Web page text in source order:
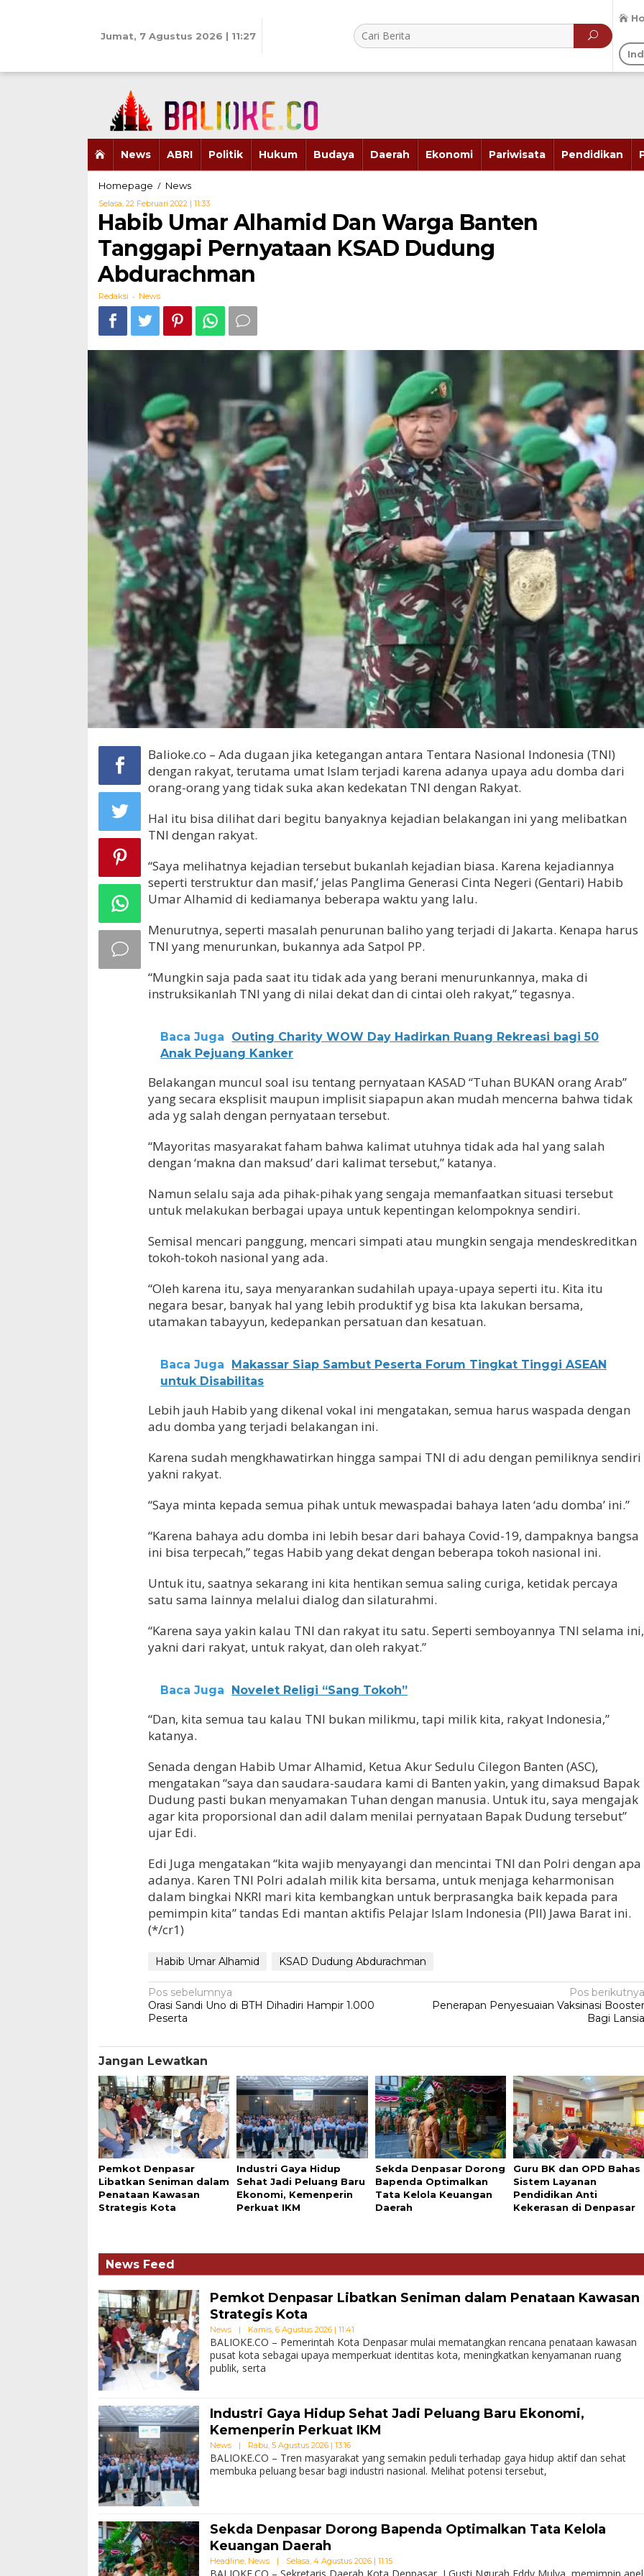
Jumat, 7 Agustus 2026 | 11:27
News ABRI Politik Hukum Budaya Daerah Ekonomi Pariwisata Pendidikan
Homepage / NewsHabib
Umar
Alhamid
Dan
Warga
Banten
Tanggapi
Pernyataan
Abdurachman
Selasa, 22 Februari 2022 | 11:33Oleh
Habib Umar Alhamid Dan Warga Banten
Tanggapi Pernyataan KSAD Dudung
Abdurachman
Redaksi - News
Balioke.co – Ada dugaan jika ketegangan antara Tentara Nasional Indonesia (TNI)
dengan rakyat, terutama umat Islam terjadi karena adanya upaya adu domba dari
orang-orang yang tidak suka akan kedekatan TNI dengan Rakyat.
Hal itu bisa dilihat dari begitu banyaknya kejadian belakangan ini yang melibatkan
TNI dengan rakyat.
“Saya melihatnya kejadian tersebut bukanlah kejadian biasa. Karena kejadiannya
seperti terstruktur dan masif,’ jelas Panglima Generasi Cinta Negeri (Gentari) Habib
Umar Alhamid di kediamanya beberapa waktu yang lalu.
Menurutnya, seperti masalah penurunan baliho yang terjadi di Jakarta. Kenapa harus
TNI yang menurunkan, bukannya ada Satpol PP.
“Mungkin saja pada saat itu tidak ada yang berani menurunkannya, maka di
instruksikanlah TNI yang di nilai dekat dan di cintai oleh rakyat,” tegasnya.
Baca Juga
Outing Charity WOW Day Hadirkan Ruang Rekreasi bagi 50
Anak Pejuang Kanker
Belakangan muncul soal isu tentang pernyataan KASAD “Tuhan BUKAN orang Arab”
yang secara eksplisit maupun implisit siapapun akan mudah mencerna bahwa tidak
ada yg salah dengan pernyataan tersebut.
“Mayoritas masyarakat faham bahwa kalimat utuhnya tidak ada hal yang salah
dengan ‘makna dan maksud’ dari kalimat tersebut,” katanya.
Namun selalu saja ada pihak-pihak yang sengaja memanfaatkan situasi tersebut
untuk melakukan berbagai upaya untuk kepentingan kelompoknya sendiri.
Semisal mencari panggung, mencari simpati atau mungkin sengaja mendeskreditkan
tokoh-tokoh nasional yang ada.
“Oleh karena itu, saya menyarankan sudahilah upaya-upaya seperti itu. Kita itu
negara besar, banyak hal yang lebih produktif yg bisa kta lakukan bersama,
utamakan tabayyun, kedepankan persatuan dan kesatuan.
Baca Juga
Makassar Siap Sambut Peserta Forum Tingkat Tinggi ASEAN
untuk Disabilitas
Lebih jauh Habib yang dikenal vokal ini mengatakan, semua harus waspada dengan
adu domba yang terjadi belakangan ini.
Karena sudah mengkhawatirkan hingga sampai TNI di adu dengan pemiliknya sendiri
yakni rakyat.
“Saya minta kepada semua pihak untuk mewaspadai bahaya laten ‘adu domba’ ini.”
“Karena bahaya adu domba ini lebih besar dari bahaya Covid-19, dampaknya bangsa
ini bisa terpecah,” tegas Habib yang dekat dengan beberapa tokoh nasional ini.
Untuk itu, saatnya sekarang ini kita hentikan semua saling curiga, ketidak percaya
satu sama lainnya melalui dialog dan silaturahmi.
“Karena saya yakin kalau TNI dan rakyat itu satu. Seperti semboyannya TNI selama ini,
yakni dari rakyat, untuk rakyat, dan oleh rakyat.”
Baca Juga Novelet Religi “Sang Tokoh”
“Dan, kita semua tau kalau TNI bukan milikmu, tapi milik kita, rakyat Indonesia,”
katanya.
Senada dengan Habib Umar Alhamid, Ketua Akur Sedulu Cilegon Banten (ASC),
mengatakan “saya dan saudara-saudara kami di Banten yakin, yang dimaksud Bapak
Dudung pasti bukan menyamakan Tuhan dengan manusia. Untuk itu, saya mengajak
agar kita proporsional dan adil dalam menilai pernyataan Bapak Dudung tersebut”
ujar Edi.
Edi Juga mengatakan “kita wajib menyayangi dan mencintai TNI dan Polri dengan apa
adanya. Karen TNI Polri adalah milik kita bersama, untuk menjaga keharmonisan
dalam bingkai NKRI mari kita kembangkan untuk berprasangka baik kepada para
pemimpin kita” tandas Edi mantan aktifis Pelajar Islam Indonesia (PII) Jawa Barat ini.
(*/cr1)
Habib Umar Alhamid KSAD Dudung Abdurachman
Navigasi
pos
Pos sebelumnya
Orasi Sandi Uno di BTH Dihadiri Hampir 1.000
Peserta
Pos berikutnya
Penerapan Penyesuaian Vaksinasi Booster
Bagi Lansia
Jangan Lewatkan
Pemkot Denpasar
Libatkan Seniman dalam
Penataan Kawasan
Strategis Kota
Industri Gaya Hidup
Sehat Jadi Peluang Baru
Ekonomi, Kemenperin
Perkuat IKM
Sekda Denpasar Dorong
Bapenda Optimalkan
Tata Kelola Keuangan
Daerah
Guru BK dan OPD Bahas
Sistem Layanan
Pendidikan Anti
Kekerasan di Denpasar
News Feed
Pemkot Denpasar Libatkan Seniman dalam Penataan Kawasan
Strategis Kota
News | Kamis, 6 Agustus 2026 | 11:41
BALIOKE.CO – Pemerintah Kota Denpasar mulai mematangkan rencana penataan kawasan
pusat kota sebagai upaya memperkuat identitas kota, meningkatkan kenyamanan ruang
publik, serta
Industri Gaya Hidup Sehat Jadi Peluang Baru Ekonomi,
Kemenperin Perkuat IKM
News | Rabu, 5 Agustus 2026 | 13:16
BALIOKE.CO – Tren masyarakat yang semakin peduli terhadap gaya hidup aktif dan sehat
membuka peluang besar bagi industri nasional. Melihat potensi tersebut,
Sekda Denpasar Dorong Bapenda Optimalkan Tata Kelola
Keuangan Daerah
Headline, News | Selasa, 4 Agustus 2026 | 11:15